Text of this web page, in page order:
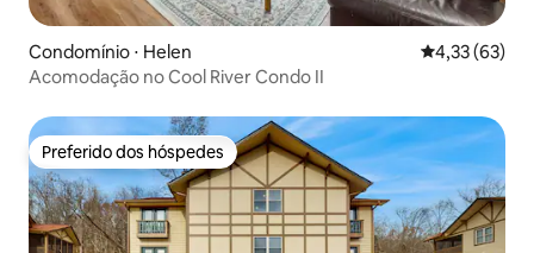
Condomínio ⋅ Helen 4,33 de uma
4,33 (63)
Acomodação no Cool River Condo II
Preferido dos hóspedes
Preferido dos hóspedes